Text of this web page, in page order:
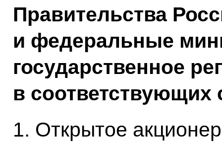
Правительства
и федеральные
государственное
в соответствующих
1. Открытое